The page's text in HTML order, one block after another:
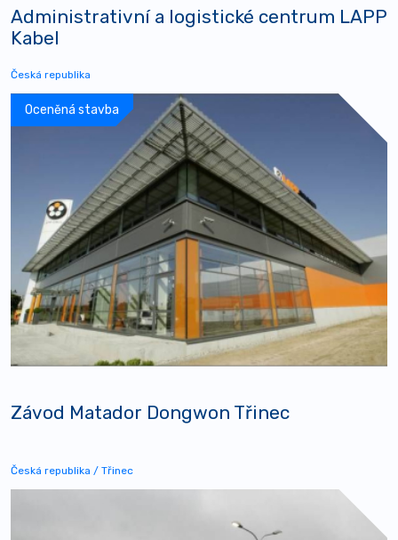
Administrativní a logistické centrum LAPP
Kabel
Česká republika
Oceněná stavba
Závod Matador Dongwon Třinec
Česká republika / Třinec